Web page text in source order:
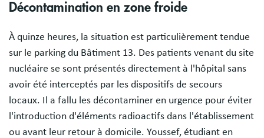
Décontamination en zone froide
À quinze heures, la situation est particulièrement tendue
sur le parking du Bâtiment 13. Des patients venant du site
nucléaire se sont présentés directement à l'hôpital sans
avoir été interceptés par les dispositifs de secours
locaux. Il a fallu les décontaminer en urgence pour éviter
l'introduction d'éléments radioactifs dans l'établissement
ou avant leur retour à domicile. Youssef, étudiant en